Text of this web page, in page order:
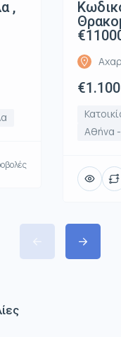
,
Αθήνα